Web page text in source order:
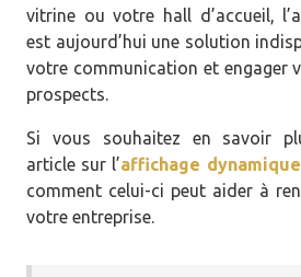
vitrine ou votre hall d’accueil,
est aujourd’hui une solution
votre communication et engager
prospects.
Si vous souhaitez en savoir
article sur l’affichage dynamique
comment celui-ci peut aider à
votre entreprise.